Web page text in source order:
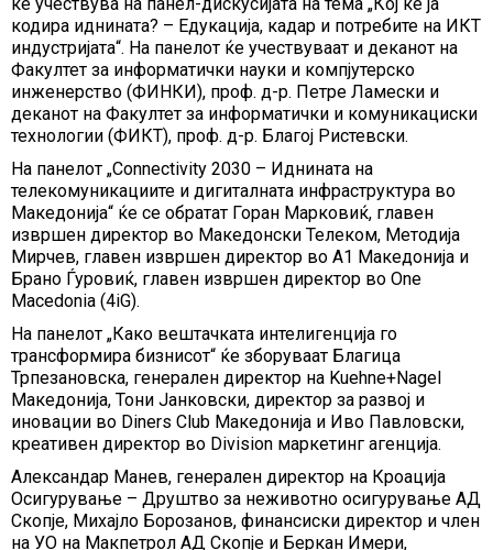
кодира иднината? – Едукација, кадар и потребите на ИКТ
индустријата“. На панелот ќе учествуваат и деканот на
Факултет за информатички науки и компјутерско
инженерство (ФИНКИ), проф. д-р. Петре Ламески и
деканот на Факултет за информатички и комуникациски
технологии (ФИКТ), проф. д-р. Благој Ристевски.
На панелот „Connectivity 2030 – Иднината на
телекомуникациите и дигиталната инфраструктура во
Македонија“ ќе се обратат Горан Марковиќ, главен
извршен директор во Македонски Телеком, Методија
Мирчев, главен извршен директор во А1 Македонија и
Брано Ѓуровиќ, главен извршен директор во One
Macedonia (4iG).
На панелот „Како вештачката интелигенција го
трансформира бизнисот“ ќе зборуваат Благица
Трпезановска, генерален директор на Kuehne+Nagel
Македонија, Тони Јанковски, директор за развој и
иновации во Diners Club Македонија и Иво Павловски,
креативен директор во Division маркетинг агенција.
Александар Манев, генерален директор на Кроација
Осигурување – Друштво за неживотно осигурување АД
Скопје, Михајло Борозанов, финансиски директор и член
на УО на Макпетрол АД Скопје и Беркан Имери,